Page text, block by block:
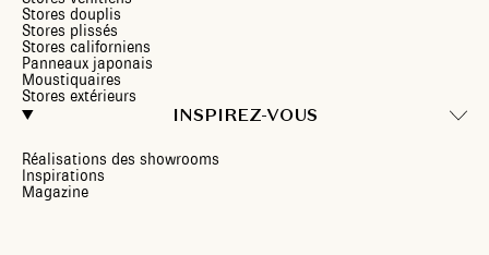
Stores douplis
Stores plissés
Stores californiens
Panneaux japonais
Moustiquaires
Stores extérieurs
INSPIREZ-VOUS
Réalisations des showrooms
Inspirations
Magazine